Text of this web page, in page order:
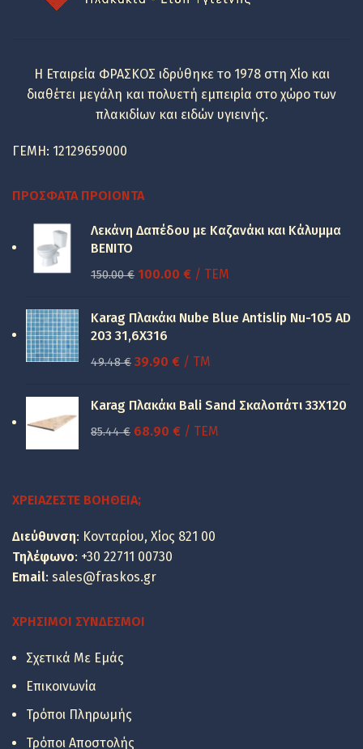
Η Εταιρεία ΦΡΑΣΚΟΣ ιδρύθηκε το 1978 στη Χίο και
διαθέτει μεγάλη και πολυετή εμπειρία στο χώρο των
πλακιδίων και ειδών υγιεινής.
ΓΕΜΗ: 12129659000
ΠΡΌΣΦΑΤΑ ΠΡΟΙΌΝΤΑ
Λεκάνη Δαπέδου με Καζανάκι και Κάλυμμα
BENITO
150.00€ Original
was:
150.00 €.
100.00 €Η
τιμή
100.00 €.
/ ΤΕΜ
Karag Πλακάκι Nube Blue Antislip Nu-105 AD
203 31,6X316
49.48€ Original
was:
39.90 €Η
τιμή
είναι:
39.90 €.
/ TM
Karag Πλακάκι Bali Sand Σκαλοπάτι 33Χ120
85.44€ Original
68.90 €Η/ ΤΕΜ
ΧΡΕΙΆΖΕΣΤΕ ΒΟΉΘΕΙΑ;
Διεύθυνση: Κονταρίου, Χίος 821 00
Τηλέφωνο: +30 22711 00730
Email: sales@fraskos.gr
ΧΡΉΣΙΜΟΙ ΣΎΝΔΕΣΜΟΙ
Σχετικά Με Εμάς
Επικοινωνία
Τρόποι Πληρωμής
Τρόποι Αποστολής